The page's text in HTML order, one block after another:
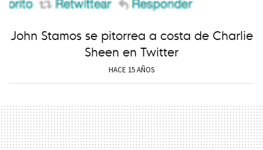
John Stamos se pitorrea a costa de Charlie
Sheen en Twitter
HACE 15 AÑOS